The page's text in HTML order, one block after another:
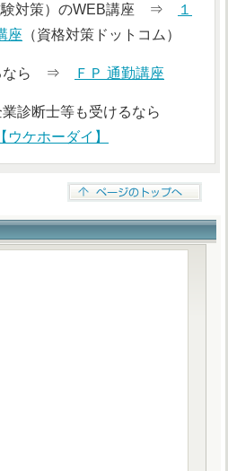
験対策）のWEB講座 ⇒
１
座 （資格対策ドットコム）
るなら ⇒ ＦＰ 通勤講座
診断士等も受けるなら
ウケホーダイ】